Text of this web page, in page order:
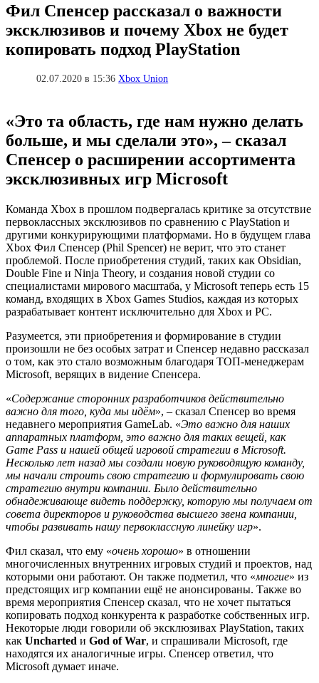
Фил Спенсер рассказал о важности
эксклюзивов и почему Xbox не будет
копировать подход PlayStation
02.07.2020 в 15:36Xbox Union
«Это та область, где нам нужно делать
больше, и мы сделали это», – сказал
Спенсер о расширении ассортимента
эксклюзивных игр Microsoft
Команда Xbox в прошлом подвергалась критике за отсутствие
первоклассных эксклюзивов по сравнению с PlayStation и
другими конкурирующими платформами. Но в будущем глава
Xbox Фил Спенсер (Phil Spencer) не верит, что это станет
проблемой. После приобретения студий, таких как Obsidian,
Double Fine и Ninja Theory, и создания новой студии со
специалистами мирового масштаба, у Microsoft теперь есть 15
команд, входящих в Xbox Games Studios, каждая из которых
разрабатывает контент исключительно для Xbox и PC.
Разумеется, эти приобретения и формирование в студии
произошли не без особых затрат и Спенсер недавно рассказал
о том, как это стало возможным благодаря ТОП-менеджерам
Microsoft, верящих в видение Спенсера.
«Содержание сторонних разработчиков действительно
важно для того, куда мы идём», – сказал Спенсер во время
недавнего мероприятия GameLab. «Это важно для наших
аппаратных платформ, это важно для таких вещей, как
Game Pass и нашей общей игровой стратегии в Microsoft.
Несколько лет назад мы создали новую руководящую команду,
мы начали строить свою стратегию и формулировать свою
стратегию внутри компании. Было действительно
обнадеживающе видеть поддержку, которую мы получаем от
совета директоров и руководства высшего звена компании,
чтобы развивать нашу первоклассную линейку игр».
Фил сказал, что ему «очень хорошо» в отношении
многочисленных внутренних игровых студий и проектов, над
которыми они работают. Он также подметил, что «многие» из
предстоящих игр компании ещё не анонсированы. Также во
время мероприятия Спенсер сказал, что не хочет пытаться
копировать подход конкурента к разработке собственных игр.
Некоторые люди говорили об эксклюзивах PlayStation, таких
как Uncharted и God of War, и спрашивали Microsoft, где
находятся их аналогичные игры. Спенсер ответил, что
Microsoft думает иначе.